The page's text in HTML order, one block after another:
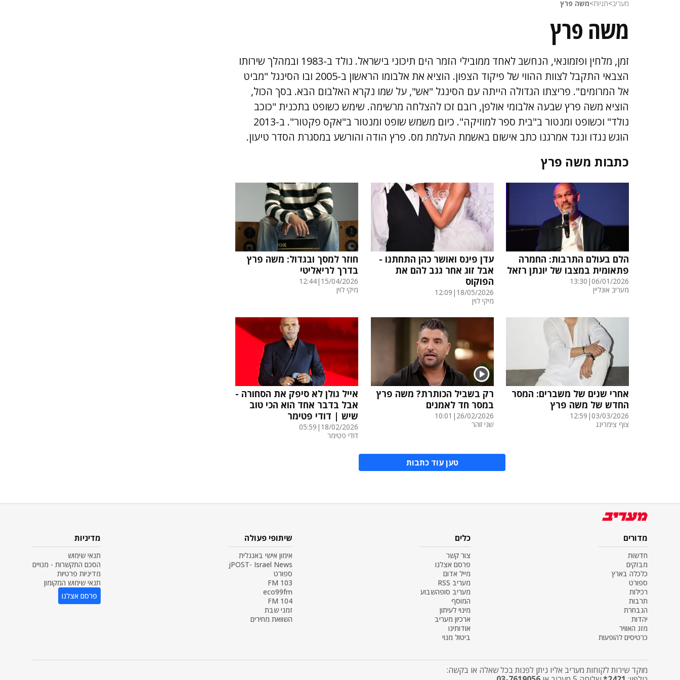
מעריב>תגיות>משה פרץ
משה פרץ
זמן, מלחין ופזמונאי, הנחשב לאחד ממובילי הזמר הים תיכוני בישראל. נולד ב-1983 ובמהלך שירותו
הצבאי התקבל לצוות ההווי של פיקוד הצפון. הוציא את אלבומו הראשון ב-2005 ובו הסינגל "מביט
אל המרומים". פריצתו הגדולה הייתה עם הסינגל "אש", על שמו נקרא האלבום הבא. בסך הכול,
הוציא משה פרץ שבעה אלבומי אולפן, רובם זכו להצלחה מרשימה. שימש כשופט בתכנית "כוכב
נולד" וכשופט ומנטור ב"בית ספר למוזיקה". כיום משמש שופט ומנטור ב"אקס פקטור". ב-2013
הוגש נגדו ונגד אמרגנו כתב אישום באשמת העלמת מס. פרץ הודה והורשע במסגרת הסדר טיעון.
כתבות משה פרץ
הלם בעולם התרבות: החמרה
פתאומית במצבו של יונתן רזאל
06/01/2026
|
13:30
מעריב אונליין
עדן פינס ואושר כהן התחתנו -
אבל זוג אחר גנב להם את
הפוקוס
18/05/2026
|
12:09
מיקי לוין
חוזר למסך ובגדול: משה פרץ
בדרך לריאליטי
15/04/2026
|
12:44
מיקי לוין
אחרי שנים של משברים: המסר
החדש של משה פרץ
03/03/2026
|
12:59
צוף צימרינג
רק בשביל הכותרת? משה פרץ
במסר חד לאמנים
26/02/2026
|
10:01
שני זוהר
אייל גולן לא סיפק את הסחורה -
אבל בדבר אחד הוא הכי טוב
שיש | דודי פטימר
18/02/2026
|
05:59
דודי פטימר
טען עוד כתבות
מדורים
חדשות
מבזקים
כלכלה בארץ
ספורט
רכילות
תרבות
הנבחרת
יהדות
מזג האוויר
כרטיסים להופעות
כלים
צור קשר
פרסם אצלנו
מייל אדום
מעריב RSS
מעריב סופהשבוע
המוסף
מינוי לעיתון
ארכיון מעריב
אודותינו
ביטול מנוי
שיתופי פעולה
אימון אישי באנגלית
jPOST- Israel News
ספורט
103 FM
eco99fm
104 FM
זמני שבת
השוואת מחירים
מדיניות
תנאי שימוש
הסכם התקשרות - מנויים
מדיניות פרטיות
תנאי שימוש המקומון
פרסם אצלנו
מוקד שירות לקוחות מעריב אליו ניתן לפנות בכל שאלה או בקשה: